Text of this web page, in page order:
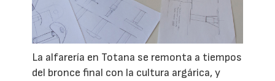
La alfarería en Totana se remonta a tiempos
del bronce final con la cultura argárica, y